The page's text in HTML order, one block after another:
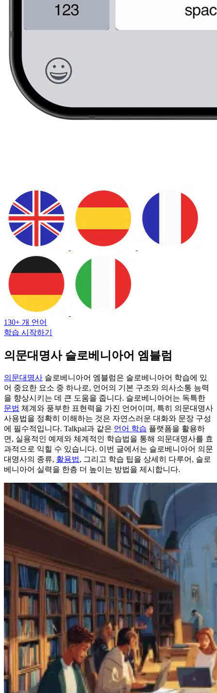
130+ 개 언어
학습 시작하기
의문대명사 슬로베니아어 엠블럼
의문대명사 슬로베니아어 엠블럼은 슬로베니아어 학습에 있
어 중요한 요소 중 하나로, 언어의 기본 구조와 의사소통 능력
을 향상시키는 데 큰 도움을 줍니다. 슬로베니아어는 독특한
문법 체계와 풍부한 표현력을 가진 언어이며, 특히 의문대명사
사용법을 정확히 이해하는 것은 자연스러운 대화와 문장 구성
에 필수적입니다. Talkpal과 같은 언어 학습 플랫폼을 활용하
면, 실용적인 예제와 체계적인 학습법을 통해 의문대명사를 효
과적으로 익힐 수 있습니다. 이번 글에서는 슬로베니아어 의문
대명사의 종류, 활용법, 그리고 학습 팁을 상세히 다루어, 슬로
베니아어 실력을 한층 더 높이는 방법을 제시합니다.